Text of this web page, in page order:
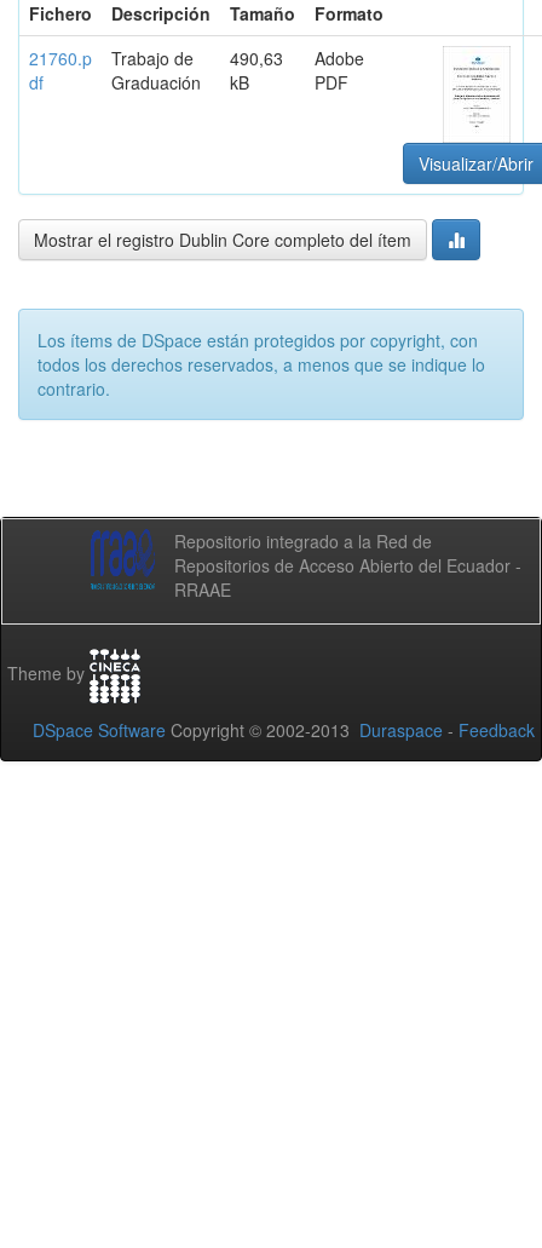
Fichero
Descripción Tamaño
Formato
21760.p
df
Trabajo de
Graduación
490,63
kB
Adobe
PDF
Visualizar/Abrir
Mostrar el registro Dublin Core completo del ítem
Los ítems de DSpace están protegidos por copyright, con
todos los derechos reservados, a menos que se indique lo
contrario.
Repositorio integrado a la Red de
Repositorios de Acceso Abierto del Ecuador -
RRAAE
Theme by
DSpace Software Copyright © 2002-2013 Duraspace - Feedback